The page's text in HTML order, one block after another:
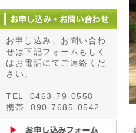
お申し込み、お問い合わ
せは下記フォームもしく
はお電話にてご連絡くだ
さい。
TEL 0463-79-0558
携帯 090-7685-0542